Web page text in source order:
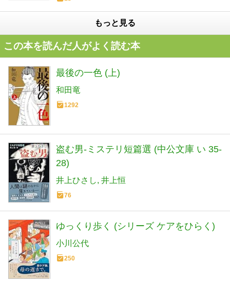
もっと見る
この本を読んだ人がよく読む本
最後の一色 (上)
和田竜
1292
盗む男-ミステリ短篇選 (中公文庫 い 35-
28)
井上ひさし 井上恒
76
ゆっくり歩く (シリーズ ケアをひらく)
小川公代
250